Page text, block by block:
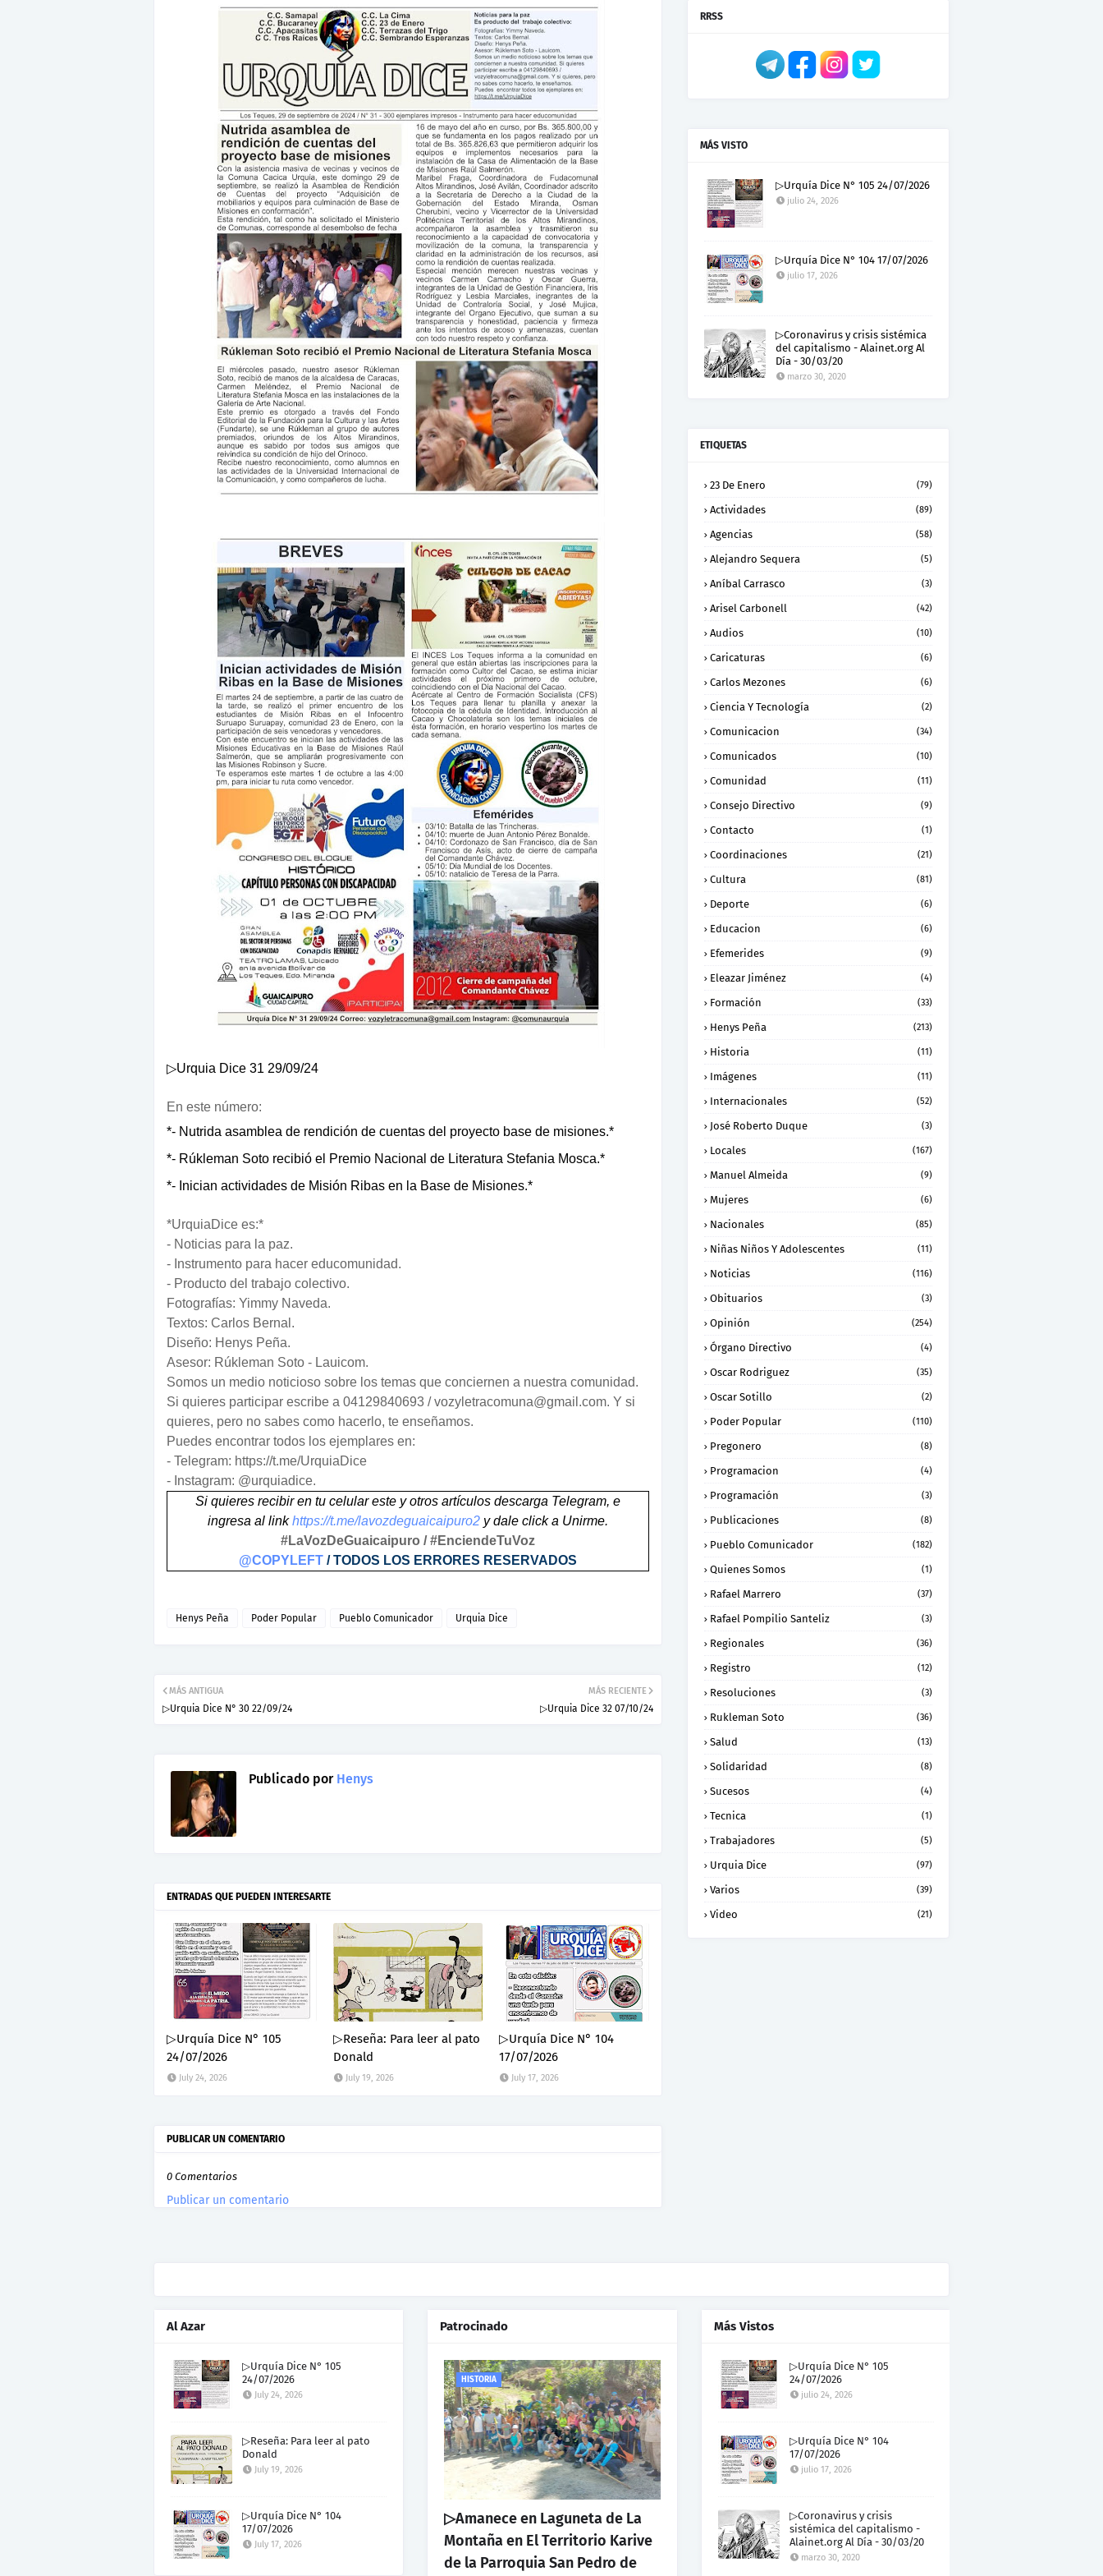
▷Urquia Dice 31 29/09/24
En este número:
*- Nutrida asamblea de rendición de cuentas del proyecto base de misiones.*
*- Rúkleman Soto recibió el Premio Nacional de Literatura Stefania Mosca.*
*- Inician actividades de Misión Ribas en la Base de Misiones.*
*UrquiaDice es:*
- Noticias para la paz.
- Instrumento para hacer educomunidad.
- Producto del trabajo colectivo.
Fotografías: Yimmy Naveda.
Textos: Carlos Bernal.
Diseño: Henys Peña.
Asesor: Rúkleman Soto - Lauicom.
Somos un medio noticioso sobre los temas que conciernen a nuestra comunidad.
Si quieres participar escribe a 04129840693 / vozyletracomuna@gmail.com. Y si
quieres, pero no sabes como hacerlo, te enseñamos.
Puedes encontrar todos los ejemplares en:
- Telegram: https://t.me/UrquiaDice
- Instagram: @urquiadice.
Si quieres recibir en tu celular este y otros artículos descarga Telegram, e
ingresa al linkhttps://t.me/lavozdeguaicaipuro2 y dale click a Unirme.
#LaVozDeGuaicaipuro / #EnciendeTuVoz
@COPYLEFT / TODOS LOS ERRORES RESERVADOS
Henys Peña Poder Popular Pueblo Comunicador Urquia Dice
MÁS RECIENTE
▷Urquia Dice 32 07/10/24
MÁS ANTIGUA
▷Urquia Dice N° 30 22/09/24
Publicado porHenys
ENTRADAS QUE PUEDEN INTERESARTE
▷Urquía Dice N° 105
24/07/2026
July 24, 2026
▷Reseña: Para leer al pato
Donald
July 19, 2026
▷Urquía Dice N° 104
17/07/2026
July 17, 2026
PUBLICAR UN COMENTARIO
0 Comentarios
Publicar un comentario
RRSS
MÁS VISTO
▷Urquía Dice N° 105 24/07/2026
julio 24, 2026
▷Urquía Dice N° 104 17/07/2026
julio 17, 2026
▷Coronavirus y crisis sistémica
del capitalismo - Alainet.org Al
Día - 30/03/20
marzo 30, 2020
ETIQUETAS
23 De Enero (79)
Actividades (89)
Agencias (58)
Alejandro Sequera (5)
Aníbal Carrasco (3)
Arisel Carbonell (42)
Audios (10)
Caricaturas (6)
Carlos Mezones (6)
Ciencia Y Tecnología (2)
Comunicacion (34)
Comunicados (10)
Comunidad (11)
Consejo Directivo (9)
Contacto (1)
Coordinaciones (21)
Cultura (81)
Deporte (6)
Educacion (6)
Efemerides (9)
Eleazar Jiménez (4)
Formación (33)
Henys Peña (213)
Historia (11)
Imágenes (11)
Internacionales (52)
José Roberto Duque (3)
Locales (167)
Manuel Almeida (9)
Mujeres (6)
Nacionales (85)
Niñas Niños Y Adolescentes (11)
Noticias (116)
Obituarios (3)
Opinión (254)
Órgano Directivo (4)
Oscar Rodriguez (35)
Oscar Sotillo (2)
Poder Popular (110)
Pregonero (8)
Programacion (4)
Programación (3)
Publicaciones (8)
Pueblo Comunicador (182)
Quienes Somos (1)
Rafael Marrero (37)
Rafael Pompilio Santeliz (3)
Regionales (36)
Registro (12)
Resoluciones (3)
Rukleman Soto (36)
Salud (13)
Solidaridad (8)
Sucesos (4)
Tecnica (1)
Trabajadores (5)
Urquia Dice (97)
Varios (39)
Video (21)
Al Azar
▷Urquía Dice N° 105
24/07/2026
July 24, 2026
▷Reseña: Para leer al pato
Donald
July 19, 2026
▷Urquía Dice N° 104
17/07/2026
July 17, 2026
Patrocinado
HISTORIA
▷Amanece en Laguneta de La
Montaña en El Territorio Karive
de la Parroquia San Pedro de
Más Vistos
▷Urquía Dice N° 105
24/07/2026
julio 24, 2026
▷Urquía Dice N° 104
17/07/2026
julio 17, 2026
▷Coronavirus y crisis
sistémica del capitalismo -
Alainet.org Al Día - 30/03/20
marzo 30, 2020